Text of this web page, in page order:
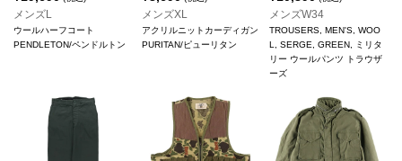
メンズL
ウールハーフコート
PENDLETON/ペンドルトン
メンズXL
アクリルニットカーディガン
PURITAN/ピューリタン
メンズW34
TROUSERS, MEN'S, WOO
L, SERGE, GREEN, ミリタ
リー ウールパンツ トラウザ
ーズ